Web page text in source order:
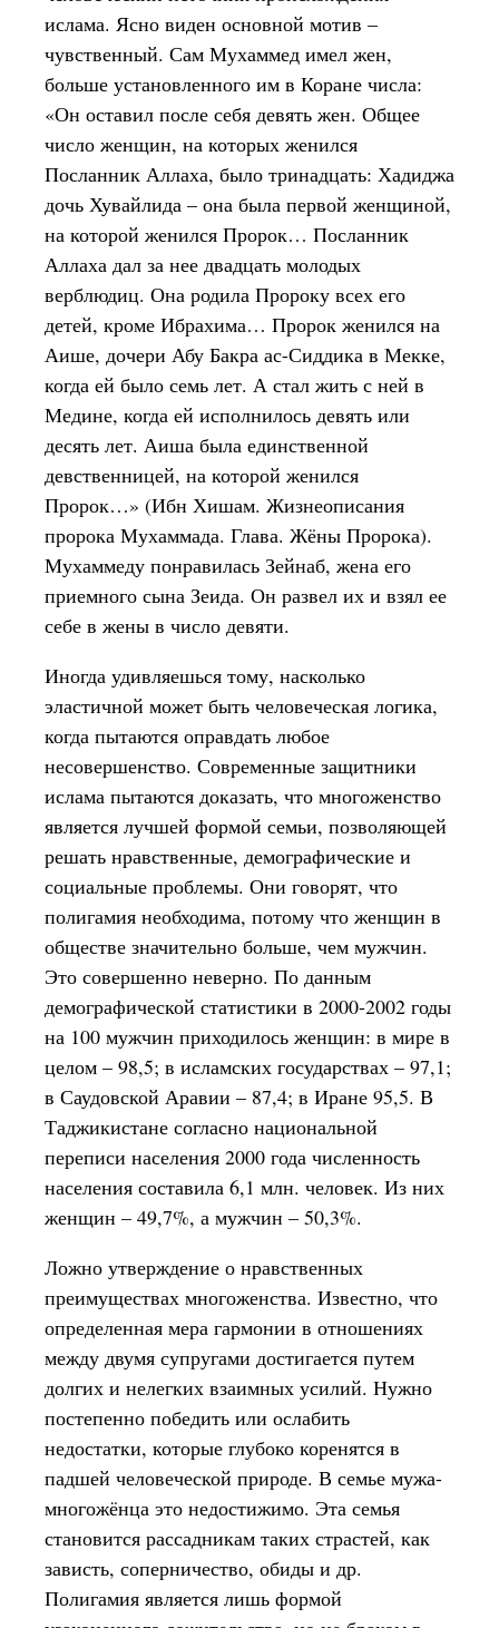
ислама. Ясно виден основной мотив –
чувственный. Сам Мухаммед имел жен,
больше установленного им в Коране числа:
«Он оставил после себя девять жен. Общее
число женщин, на которых женился
Посланник Аллаха, было тринадцать: Хадиджа
дочь Хувайлида – она была первой женщиной,
на которой женился Пророк… Посланник
Аллаха дал за нее двадцать молодых
верблюдиц. Она родила Пророку всех его
детей, кроме Ибрахима… Пророк женился на
Аише, дочери Абу Бакра ас-Сиддика в Мекке,
когда ей было семь лет. А стал жить с ней в
Медине, когда ей исполнилось девять или
десять лет. Аиша была единственной
девственницей, на которой женился
Пророк…» (Ибн Хишам. Жизнеописания
пророка Мухаммада. Глава. Жёны Пророка).
Мухаммеду понравилась Зейнаб, жена его
приемного сына Зеида. Он развел их и взял ее
себе в жены в число девяти.
Иногда удивляешься тому, насколько
эластичной может быть человеческая логика,
когда пытаются оправдать любое
несовершенство. Современные защитники
ислама пытаются доказать, что многоженство
является лучшей формой семьи, позволяющей
решать нравственные, демографические и
социальные проблемы. Они говорят, что
полигамия необходима, потому что женщин в
обществе значительно больше, чем мужчин.
Это совершенно неверно. По данным
демографической статистики в 2000-2002 годы
на 100 мужчин приходилось женщин: в мире в
целом – 98,5; в исламских государствах – 97,1;
в Саудовской Аравии – 87,4; в Иране 95,5. В
Таджикистане согласно национальной
переписи населения 2000 года численность
населения составила 6,1 млн. человек. Из них
женщин – 49,7%, а мужчин – 50,3%.
Ложно утверждение о нравственных
преимуществах многоженства. Известно, что
определенная мера гармонии в отношениях
между двумя супругами достигается путем
долгих и нелегких взаимных усилий. Нужно
постепенно победить или ослабить
недостатки, которые глубоко коренятся в
падшей человеческой природе. В семье мужа-
многожёнца это недостижимо. Эта семья
становится рассадникам таких страстей, как
зависть, соперничество, обиды и др.
Полигамия является лишь формой